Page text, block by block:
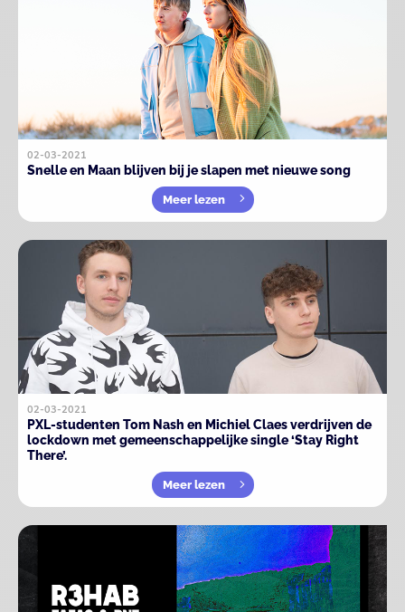
02-03-2021
Snelle en Maan blijven bij je slapen met nieuwe song
Meer lezen
02-03-2021
PXL-studenten Tom Nash en Michiel Claes verdrijven de
lockdown met gemeenschappelijke single ‘Stay Right
There’.
Meer lezen